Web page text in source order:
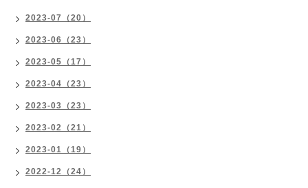
2023-07（20）
2023-06（23）
2023-05（17）
2023-04（23）
2023-03（23）
2023-02（21）
2023-01（19）
2022-12（24）